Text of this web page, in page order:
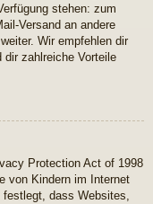
stehen: zum
Versand an andere
Wir empfehlen dir
zahlreiche Vorteile
Protection Act of 1998
von Kindern im Internet
dass Websites,